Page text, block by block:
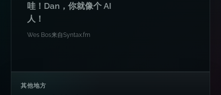
哇！Dan，你就像个 AI
人！
Wes Bos来自Syntax.fm
其他地方